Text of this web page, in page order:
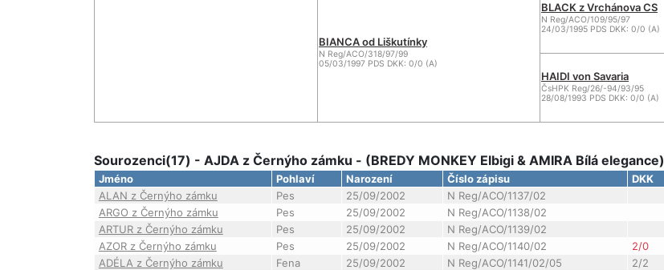
BIANCA od Liškutínky
N Reg/ACO/318/97/99
05/03/1997 PDS DKK: 0/0 (A)
BLACK z Vrchánova CS
N Reg/ACO/109/95/97
24/03/1995 PDS DKK: 0/0 (A)
HAIDI von Savaria
ČsHPK Reg/26/-94/93/95
28/08/1993 PDS DKK: 0/0 (A)
Sourozenci(17) - AJDA z Černýho zámku - (BREDY MONKEY Elbigi & AMIRA Bílá elegance)
Jméno Pohlaví Narození Číslo zápisu DKK
ALAN z Černýho zámku
Pes 25/09/2002 N Reg/ACO/1137/02
ARGO z Černýho zámku
Pes 25/09/2002 N Reg/ACO/1138/02
ARTUR z Černýho zámku
Pes 25/09/2002 N Reg/ACO/1139/02
AZOR z Černýho zámku
Pes 25/09/2002 N Reg/ACO/1140/02 2/0
ADÉLA z Černýho zámku
Fena 25/09/2002 N Reg/ACO/1141/02/05 2/2